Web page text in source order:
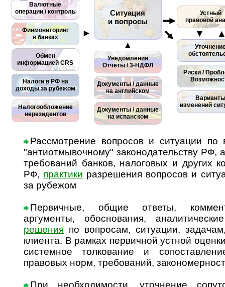
Валютные
операции / контроль
Финмониторинг
в банках
Обмен
информацией CRS
Налоги в РФ на
доходы за рубежом
Налогообложение
нерезидентов
►
Ситуация
и вопросы
▲
Уведомления
Отчеты / 3-НДФЛ
Документы / данные
на английском
Документы / данные
на испанском
Устный
правовой
▼
Риски /
Варианты
изменений
Рассмотрение вопросов и ситуации по
"антиотмывочному" законодательству РФ,
требований банков, налоговых и других
РФ, практики разрешения вопросов и
за рубежом
Первичные, общие ответы,
аргументы, обоснования,
решения по вопросам, ситуации,
клиента. В рамках первичной устной
системное толкование и
правовых норм, требований,
При необходимости, уточнение